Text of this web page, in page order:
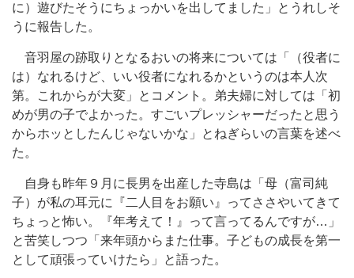
に）遊びたそうにちょっかいを出してました」とうれしそ
うに報告した。
音羽屋の跡取りとなるおいの将来については「（役者に
は）なれるけど、いい役者になれるかというのは本人次
第。これからが大変」とコメント。弟夫婦に対しては「初
めが男の子でよかった。すごいプレッシャーだったと思う
からホッとしたんじゃないかな」とねぎらいの言葉を述べ
た。
自身も昨年９月に長男を出産した寺島は「母（富司純
子）が私の耳元に『二人目をお願い』ってささやいてきて
ちょっと怖い。『年考えて！』って言ってるんですが…」
と苦笑しつつ「来年頭からまた仕事。子どもの成長を第一
として頑張っていけたら」と語った。